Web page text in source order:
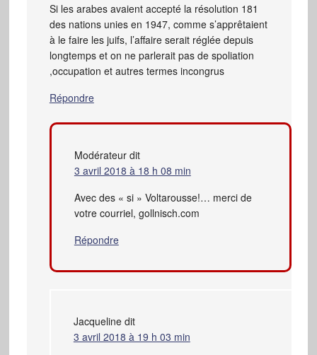
Si les arabes avaient accepté la résolution 181
des nations unies en 1947, comme s’apprêtaient
à le faire les juifs, l’affaire serait réglée depuis
longtemps et on ne parlerait pas de spoliation
,occupation et autres termes incongrus
Répondre
Modérateur dit
3 avril 2018 à 18 h 08 min
Avec des « si » Voltarousse!… merci de
votre courriel, gollnisch.com
Répondre
Jacqueline dit
3 avril 2018 à 19 h 03 min